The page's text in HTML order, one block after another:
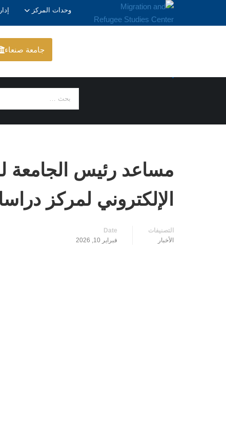
وحدات المركز
جامعة صنعاء
مساعد رئيس الجامعة
الإلكتروني لمركز
التصنيفات
الأخبار
Date
فبراير 10, 2026